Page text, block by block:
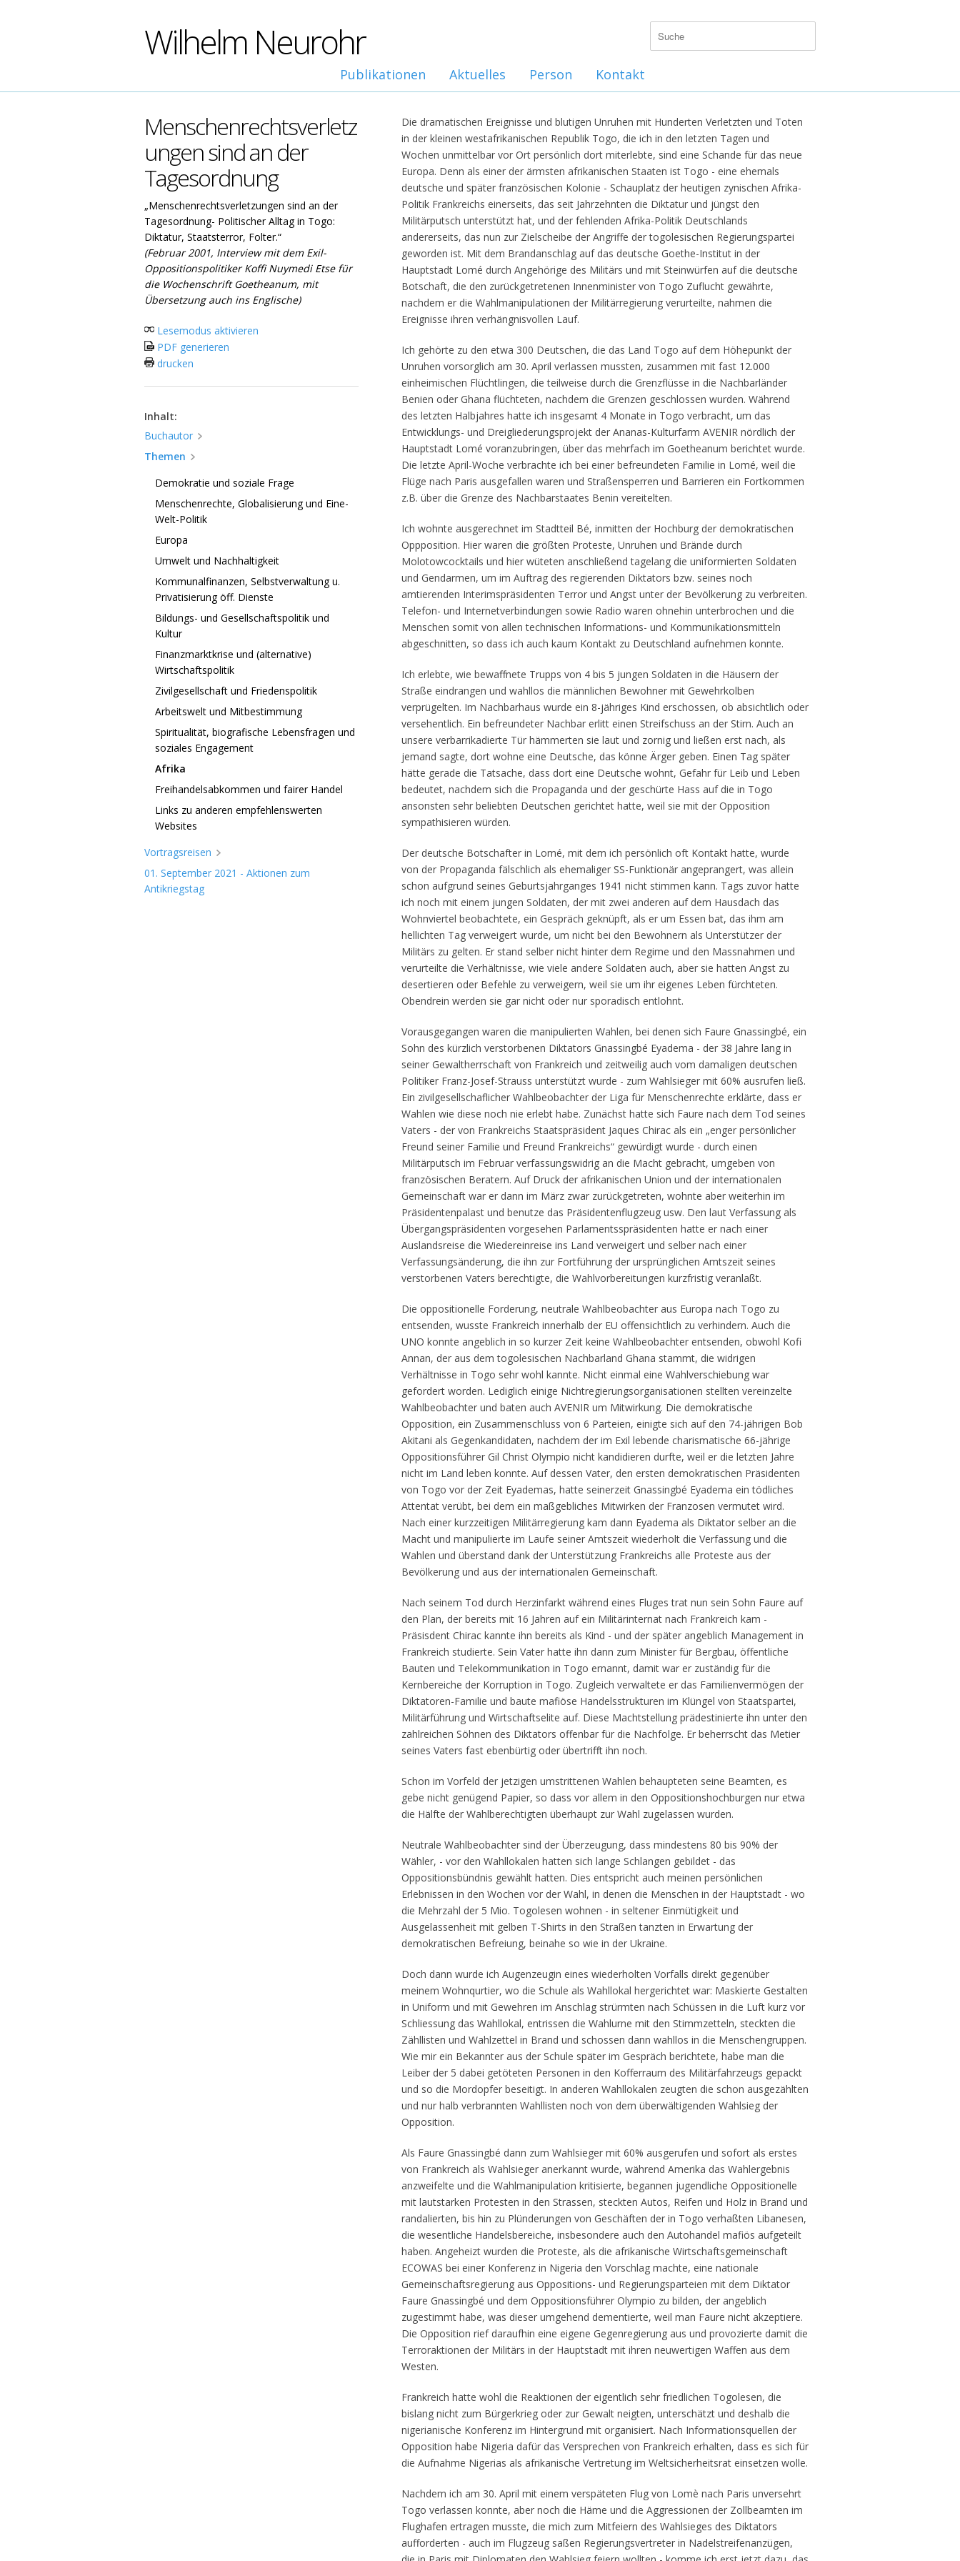
Wilhelm Neurohr
Publikationen Aktuelles Person Kontakt
Menschenrechtsverletz
ungen sind an der
Tagesordnung
„Menschenrechtsverletzungen sind an der
Tagesordnung- Politischer Alltag in Togo:
Diktatur, Staatsterror, Folter.“
(Februar 2001, Interview mit dem Exil-
Oppositionspolitiker Koffi Nuymedi Etse für
die Wochenschrift Goetheanum, mit
Übersetzung auch ins Englische)
Lesemodus aktivieren
PDF generieren
drucken
Inhalt:
Buchautor
Themen
Demokratie und soziale Frage
Menschenrechte, Globalisierung und Eine-
Welt-Politik
Europa
Umwelt und Nachhaltigkeit
Kommunalfinanzen, Selbstverwaltung u.
Privatisierung öff. Dienste
Bildungs- und Gesellschaftspolitik und
Kultur
Finanzmarktkrise und (alternative)
Wirtschaftspolitik
Zivilgesellschaft und Friedenspolitik
Arbeitswelt und Mitbestimmung
Spiritualität, biografische Lebensfragen und
soziales Engagement
Afrika
Freihandelsabkommen und fairer Handel
Links zu anderen empfehlenswerten
Websites
Vortragsreisen
01. September 2021 - Aktionen zum
Antikriegstag
Die dramatischen Ereignisse und blutigen Unruhen mit Hunderten Verletzten und Toten
in der kleinen westafrikanischen Republik Togo, die ich in den letzten Tagen und
Wochen unmittelbar vor Ort persönlich dort miterlebte, sind eine Schande für das neue
Europa. Denn als einer der ärmsten afrikanischen Staaten ist Togo - eine ehemals
deutsche und später französischen Kolonie - Schauplatz der heutigen zynischen Afrika-
Politik Frankreichs einerseits, das seit Jahrzehnten die Diktatur und jüngst den
Militärputsch unterstützt hat, und der fehlenden Afrika-Politik Deutschlands
andererseits, das nun zur Zielscheibe der Angriffe der togolesischen Regierungspartei
geworden ist. Mit dem Brandanschlag auf das deutsche Goethe-Institut in der
Hauptstadt Lomé durch Angehörige des Militärs und mit Steinwürfen auf die deutsche
Botschaft, die den zurückgetretenen Innenminister von Togo Zuflucht gewährte,
nachdem er die Wahlmanipulationen der Militärregierung verurteilte, nahmen die
Ereignisse ihren verhängnisvollen Lauf.
Ich gehörte zu den etwa 300 Deutschen, die das Land Togo auf dem Höhepunkt der
Unruhen vorsorglich am 30. April verlassen mussten, zusammen mit fast 12.000
einheimischen Flüchtlingen, die teilweise durch die Grenzflüsse in die Nachbarländer
Benien oder Ghana flüchteten, nachdem die Grenzen geschlossen wurden. Während
des letzten Halbjahres hatte ich insgesamt 4 Monate in Togo verbracht, um das
Entwicklungs- und Dreigliederungsprojekt der Ananas-Kulturfarm AVENIR nördlich der
Hauptstadt Lomé voranzubringen, über das mehrfach im Goetheanum berichtet wurde.
Die letzte April-Woche verbrachte ich bei einer befreundeten Familie in Lomé, weil die
Flüge nach Paris ausgefallen waren und Straßensperren und Barrieren ein Fortkommen
z.B. über die Grenze des Nachbarstaates Benin vereitelten.
Ich wohnte ausgerechnet im Stadtteil Bé, inmitten der Hochburg der demokratischen
Oppposition. Hier waren die größten Proteste, Unruhen und Brände durch
Molotowcocktails und hier wüteten anschließend tagelang die uniformierten Soldaten
und Gendarmen, um im Auftrag des regierenden Diktators bzw. seines noch
amtierenden Interimspräsidenten Terror und Angst unter der Bevölkerung zu verbreiten.
Telefon- und Internetverbindungen sowie Radio waren ohnehin unterbrochen und die
Menschen somit von allen technischen Informations- und Kommunikationsmitteln
abgeschnitten, so dass ich auch kaum Kontakt zu Deutschland aufnehmen konnte.
Ich erlebte, wie bewaffnete Trupps von 4 bis 5 jungen Soldaten in die Häusern der
Straße eindrangen und wahllos die männlichen Bewohner mit Gewehrkolben
verprügelten. Im Nachbarhaus wurde ein 8-jähriges Kind erschossen, ob absichtlich oder
versehentlich. Ein befreundeter Nachbar erlitt einen Streifschuss an der Stirn. Auch an
unsere verbarrikadierte Tür hämmerten sie laut und zornig und ließen erst nach, als
jemand sagte, dort wohne eine Deutsche, das könne Ärger geben. Einen Tag später
hätte gerade die Tatsache, dass dort eine Deutsche wohnt, Gefahr für Leib und Leben
bedeutet, nachdem sich die Propaganda und der geschürte Hass auf die in Togo
ansonsten sehr beliebten Deutschen gerichtet hatte, weil sie mit der Opposition
sympathisieren würden.
Der deutsche Botschafter in Lomé, mit dem ich persönlich oft Kontakt hatte, wurde
von der Propaganda fälschlich als ehemaliger SS-Funktionär angeprangert, was allein
schon aufgrund seines Geburtsjahrganges 1941 nicht stimmen kann. Tags zuvor hatte
ich noch mit einem jungen Soldaten, der mit zwei anderen auf dem Hausdach das
Wohnviertel beobachtete, ein Gespräch geknüpft, als er um Essen bat, das ihm am
hellichten Tag verweigert wurde, um nicht bei den Bewohnern als Unterstützer der
Militärs zu gelten. Er stand selber nicht hinter dem Regime und den Massnahmen und
verurteilte die Verhältnisse, wie viele andere Soldaten auch, aber sie hatten Angst zu
desertieren oder Befehle zu verweigern, weil sie um ihr eigenes Leben fürchteten.
Obendrein werden sie gar nicht oder nur sporadisch entlohnt.
Vorausgegangen waren die manipulierten Wahlen, bei denen sich Faure Gnassingbé, ein
Sohn des kürzlich verstorbenen Diktators Gnassingbé Eyadema - der 38 Jahre lang in
seiner Gewaltherrschaft von Frankreich und zeitweilig auch vom damaligen deutschen
Politiker Franz-Josef-Strauss unterstützt wurde - zum Wahlsieger mit 60% ausrufen ließ.
Ein zivilgesellschaflicher Wahlbeobachter der Liga für Menschenrechte erklärte, dass er
Wahlen wie diese noch nie erlebt habe. Zunächst hatte sich Faure nach dem Tod seines
Vaters - der von Frankreichs Staatspräsident Jaques Chirac als ein „enger persönlicher
Freund seiner Familie und Freund Frankreichs“ gewürdigt wurde - durch einen
Militärputsch im Februar verfassungswidrig an die Macht gebracht, umgeben von
französischen Beratern. Auf Druck der afrikanischen Union und der internationalen
Gemeinschaft war er dann im März zwar zurückgetreten, wohnte aber weiterhin im
Präsidentenpalast und benutze das Präsidentenflugzeug usw. Den laut Verfassung als
Übergangspräsidenten vorgesehen Parlamentsspräsidenten hatte er nach einer
Auslandsreise die Wiedereinreise ins Land verweigert und selber nach einer
Verfassungsänderung, die ihn zur Fortführung der ursprünglichen Amtszeit seines
verstorbenen Vaters berechtigte, die Wahlvorbereitungen kurzfristig veranlaßt.
Die oppositionelle Forderung, neutrale Wahlbeobachter aus Europa nach Togo zu
entsenden, wusste Frankreich innerhalb der EU offensichtlich zu verhindern. Auch die
UNO konnte angeblich in so kurzer Zeit keine Wahlbeobachter entsenden, obwohl Kofi
Annan, der aus dem togolesischen Nachbarland Ghana stammt, die widrigen
Verhältnisse in Togo sehr wohl kannte. Nicht einmal eine Wahlverschiebung war
gefordert worden. Lediglich einige Nichtregierungsorganisationen stellten vereinzelte
Wahlbeobachter und baten auch AVENIR um Mitwirkung. Die demokratische
Opposition, ein Zusammenschluss von 6 Parteien, einigte sich auf den 74-jährigen Bob
Akitani als Gegenkandidaten, nachdem der im Exil lebende charismatische 66-jährige
Oppositionsführer Gil Christ Olympio nicht kandidieren durfte, weil er die letzten Jahre
nicht im Land leben konnte. Auf dessen Vater, den ersten demokratischen Präsidenten
von Togo vor der Zeit Eyademas, hatte seinerzeit Gnassingbé Eyadema ein tödliches
Attentat verübt, bei dem ein maßgebliches Mitwirken der Franzosen vermutet wird.
Nach einer kurzzeitigen Militärregierung kam dann Eyadema als Diktator selber an die
Macht und manipulierte im Laufe seiner Amtszeit wiederholt die Verfassung und die
Wahlen und überstand dank der Unterstützung Frankreichs alle Proteste aus der
Bevölkerung und aus der internationalen Gemeinschaft.
Nach seinem Tod durch Herzinfarkt während eines Fluges trat nun sein Sohn Faure auf
den Plan, der bereits mit 16 Jahren auf ein Militärinternat nach Frankreich kam -
Präsisdent Chirac kannte ihn bereits als Kind - und der später angeblich Management in
Frankreich studierte. Sein Vater hatte ihn dann zum Minister für Bergbau, öffentliche
Bauten und Telekommunikation in Togo ernannt, damit war er zuständig für die
Kernbereiche der Korruption in Togo. Zugleich verwaltete er das Familienvermögen der
Diktatoren-Familie und baute mafiöse Handelsstrukturen im Klüngel von Staatspartei,
Militärführung und Wirtschaftselite auf. Diese Machtstellung prädestinierte ihn unter den
zahlreichen Söhnen des Diktators offenbar für die Nachfolge. Er beherrscht das Metier
seines Vaters fast ebenbürtig oder übertrifft ihn noch.
Schon im Vorfeld der jetzigen umstrittenen Wahlen behaupteten seine Beamten, es
gebe nicht genügend Papier, so dass vor allem in den Oppositionshochburgen nur etwa
die Hälfte der Wahlberechtigten überhaupt zur Wahl zugelassen wurden.
Neutrale Wahlbeobachter sind der Überzeugung, dass mindestens 80 bis 90% der
Wähler, - vor den Wahllokalen hatten sich lange Schlangen gebildet - das
Oppositionsbündnis gewählt hatten. Dies entspricht auch meinen persönlichen
Erlebnissen in den Wochen vor der Wahl, in denen die Menschen in der Hauptstadt - wo
die Mehrzahl der 5 Mio. Togolesen wohnen - in seltener Einmütigkeit und
Ausgelassenheit mit gelben T-Shirts in den Straßen tanzten in Erwartung der
demokratischen Befreiung, beinahe so wie in der Ukraine.
Doch dann wurde ich Augenzeugin eines wiederholten Vorfalls direkt gegenüber
meinem Wohnqurtier, wo die Schule als Wahllokal hergerichtet war: Maskierte Gestalten
in Uniform und mit Gewehren im Anschlag strürmten nach Schüssen in die Luft kurz vor
Schliessung das Wahllokal, entrissen die Wahlurne mit den Stimmzetteln, steckten die
Zähllisten und Wahlzettel in Brand und schossen dann wahllos in die Menschengruppen.
Wie mir ein Bekannter aus der Schule später im Gespräch berichtete, habe man die
Leiber der 5 dabei getöteten Personen in den Kofferraum des Militärfahrzeugs gepackt
und so die Mordopfer beseitigt. In anderen Wahllokalen zeugten die schon ausgezählten
und nur halb verbrannten Wahllisten noch von dem überwältigenden Wahlsieg der
Opposition.
Als Faure Gnassingbé dann zum Wahlsieger mit 60% ausgerufen und sofort als erstes
von Frankreich als Wahlsieger anerkannt wurde, während Amerika das Wahlergebnis
anzweifelte und die Wahlmanipulation kritisierte, begannen jugendliche Oppositionelle
mit lautstarken Protesten in den Strassen, steckten Autos, Reifen und Holz in Brand und
randalierten, bis hin zu Plünderungen von Geschäften der in Togo verhaßten Libanesen,
die wesentliche Handelsbereiche, insbesondere auch den Autohandel mafiös aufgeteilt
haben. Angeheizt wurden die Proteste, als die afrikanische Wirtschaftsgemeinschaft
ECOWAS bei einer Konferenz in Nigeria den Vorschlag machte, eine nationale
Gemeinschaftsregierung aus Oppositions- und Regierungsparteien mit dem Diktator
Faure Gnassingbé und dem Oppositionsführer Olympio zu bilden, der angeblich
zugestimmt habe, was dieser umgehend dementierte, weil man Faure nicht akzeptiere.
Die Opposition rief daraufhin eine eigene Gegenregierung aus und provozierte damit die
Terroraktionen der Militärs in der Hauptstadt mit ihren neuwertigen Waffen aus dem
Westen.
Frankreich hatte wohl die Reaktionen der eigentlich sehr friedlichen Togolesen, die
bislang nicht zum Bürgerkrieg oder zur Gewalt neigten, unterschätzt und deshalb die
nigerianische Konferenz im Hintergrund mit organisiert. Nach Informationsquellen der
Opposition habe Nigeria dafür das Versprechen von Frankreich erhalten, dass es sich für
die Aufnahme Nigerias als afrikanische Vertretung im Weltsicherheitsrat einsetzen wolle.
Nachdem ich am 30. April mit einem verspäteten Flug von Lomè nach Paris unversehrt
Togo verlassen konnte, aber noch die Häme und die Aggressionen der Zollbeamten im
Flughafen ertragen musste, die mich zum Mitfeiern des Wahlsieges des Diktators
aufforderten - auch im Flugzeug saßen Regierungsvertreter in Nadelstreifenanzügen,